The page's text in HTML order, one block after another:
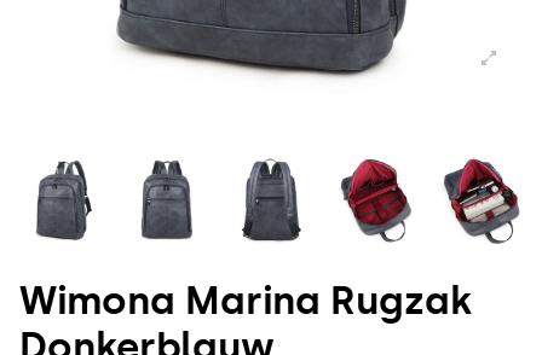
Wimona Marina Rugzak